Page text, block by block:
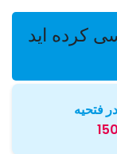
کرده اید
فتحیه